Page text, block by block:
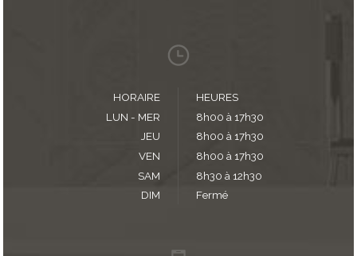
HORAIRE
HEURES
LUN - MER
8h00 à 17h30
JEU
8h00 à 17h30
VEN
8h00 à 17h30
SAM
8h30 à 12h30
DIM
Fermé